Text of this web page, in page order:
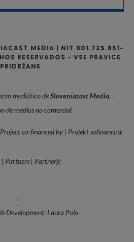
MEDIA | NIT 901.725.851-
RESERVADOS - VSE PRAVICE
PRIDRŽANE
mediático deSloveniacast Media,
de medios no comercial
co-financed by | Projekt sofinancira:
| Partners | Partnerji:
—
Development: Laura Polo